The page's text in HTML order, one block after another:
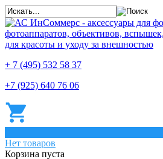
+ 7 (495) 532 58 37
+7 (925) 640 76 06
Нет товаров
Корзина пуста